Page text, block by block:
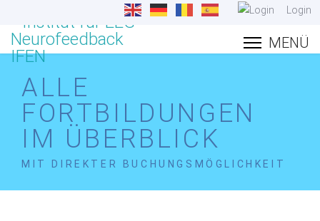
Login
ALLE
FORTBILDUNGEN
IM ÜBERBLICK
MIT DIREKTER BUCHUNGSMÖGLICHKEIT